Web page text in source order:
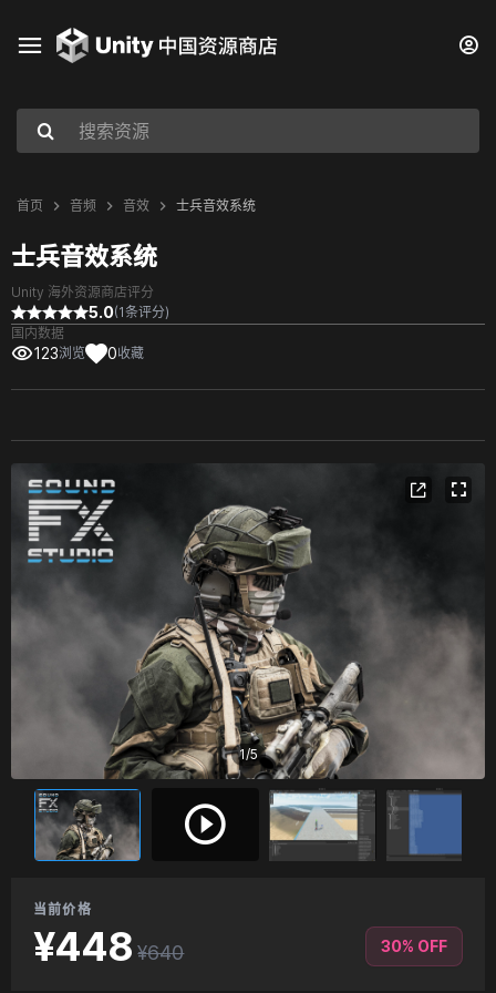
首页 音频 音效 士兵音效系统
士兵音效系统
Unity 海外资源商店评分
5.0(1条评分)
国内数据
123浏览 0收藏
1/5
当前价格
¥448 ¥640 30% OFF